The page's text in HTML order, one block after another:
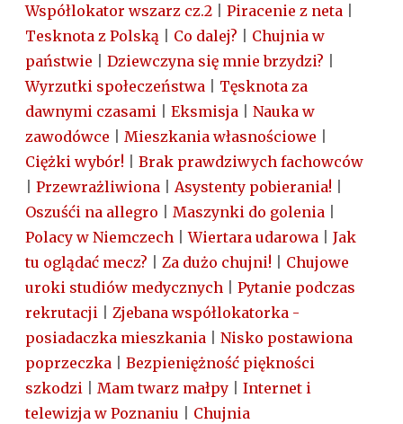
Współlokator wszarz cz.2
Piracenie z neta
Tesknota z Polską
Co dalej?
Chujnia w
państwie
Dziewczyna się mnie brzydzi?
Wyrzutki społeczeństwa
Tęsknota za
dawnymi czasami
Eksmisja
Nauka w
zawodówce
Mieszkania własnościowe
Ciężki wybór!
Brak prawdziwych fachowców
Przewrażliwiona Asystenty pobierania!
Oszuśći na allegro
Maszynki do golenia
Polacy w Niemczech |Wiertara udarowa
Jak
tu oglądać mecz?
Za dużo chujni!
Chujowe
uroki studiów medycznych
Pytanie podczas
rekrutacji
Zjebana współlokatorka -
posiadaczka mieszkania
Nisko postawiona
poprzeczka
Bezpieniężność piękności
szkodzi
Mam twarz małpy
Internet i
telewizja w Poznaniu
Chujnia